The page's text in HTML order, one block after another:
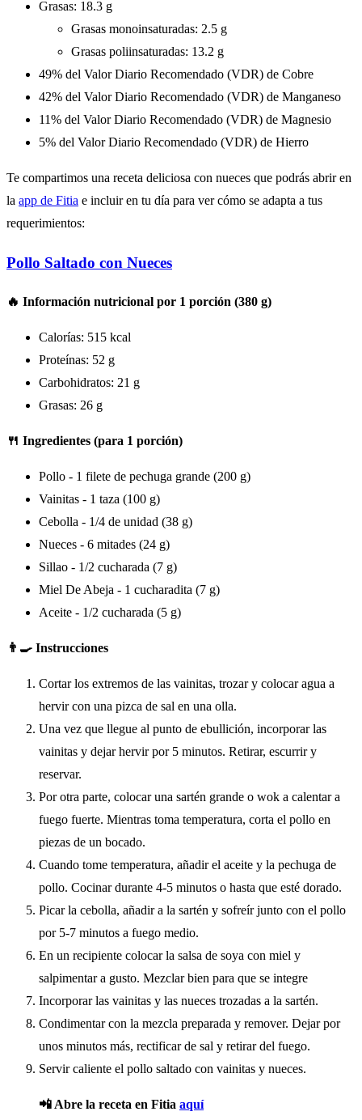
Grasas: 18.3 g
Grasas monoinsaturadas: 2.5 g
Grasas poliinsaturadas: 13.2 g
49% del Valor Diario Recomendado (VDR) de Cobre
42% del Valor Diario Recomendado (VDR) de Manganeso
11% del Valor Diario Recomendado (VDR) de Magnesio
5% del Valor Diario Recomendado (VDR) de Hierro
Te compartimos una receta deliciosa con nueces que podrás abrir en
la app de Fitia e incluir en tu día para ver cómo se adapta a tus
requerimientos:
Pollo Saltado con Nueces
🔥 Información nutricional por 1 porción (380 g)
Calorías: 515 kcal
Proteínas: 52 g
Carbohidratos: 21 g
Grasas: 26 g
🍴 Ingredientes (para 1 porción)
Pollo - 1 filete de pechuga grande (200 g)
Vainitas - 1 taza (100 g)
Cebolla - 1/4 de unidad (38 g)
Nueces - 6 mitades (24 g)
Sillao - 1/2 cucharada (7 g)
Miel De Abeja - 1 cucharadita (7 g)
Aceite - 1/2 cucharada (5 g)
👨‍🍳 Instrucciones
Cortar los extremos de las vainitas, trozar y colocar agua a
hervir con una pizca de sal en una olla.
Una vez que llegue al punto de ebullición, incorporar las
vainitas y dejar hervir por 5 minutos. Retirar, escurrir y
reservar.
Por otra parte, colocar una sartén grande o wok a calentar a
fuego fuerte. Mientras toma temperatura, corta el pollo en
piezas de un bocado.
Cuando tome temperatura, añadir el aceite y la pechuga de
pollo. Cocinar durante 4-5 minutos o hasta que esté dorado.
Picar la cebolla, añadir a la sartén y sofreír junto con el pollo
por 5-7 minutos a fuego medio.
En un recipiente colocar la salsa de soya con miel y
salpimentar a gusto. Mezclar bien para que se integre
Incorporar las vainitas y las nueces trozadas a la sartén.
Condimentar con la mezcla preparada y remover. Dejar por
unos minutos más, rectificar de sal y retirar del fuego.
Servir caliente el pollo saltado con vainitas y nueces.
📲 Abre la receta en Fitia aquí